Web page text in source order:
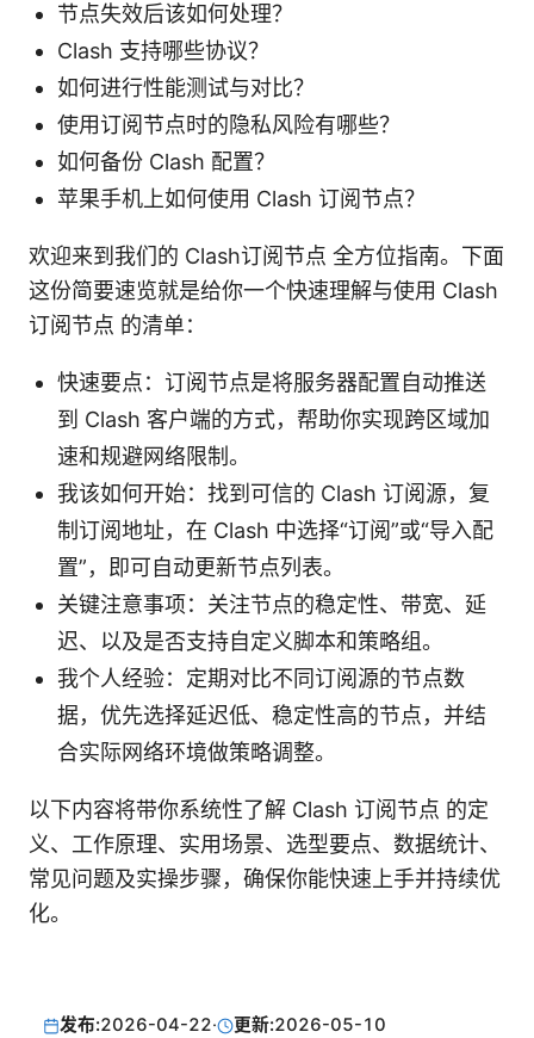
节点失效后该如何处理？
Clash 支持哪些协议？
如何进行性能测试与对比？
使用订阅节点时的隐私风险有哪些？
如何备份 Clash 配置？
苹果手机上如何使用 Clash 订阅节点？
欢迎来到我们的 Clash订阅节点 全方位指南。下面
这份简要速览就是给你一个快速理解与使用 Clash
订阅节点 的清单：
快速要点：订阅节点是将服务器配置自动推送
到 Clash 客户端的方式，帮助你实现跨区域加
速和规避网络限制。
我该如何开始：找到可信的 Clash 订阅源，复
制订阅地址，在 Clash 中选择“订阅”或“导入配
置”，即可自动更新节点列表。
关键注意事项：关注节点的稳定性、带宽、延
迟、以及是否支持自定义脚本和策略组。
我个人经验：定期对比不同订阅源的节点数
据，优先选择延迟低、稳定性高的节点，并结
合实际网络环境做策略调整。
以下内容将带你系统性了解 Clash 订阅节点 的定
义、工作原理、实用场景、选型要点、数据统计、
常见问题及实操步骤，确保你能快速上手并持续优
化。
发布:2026-04-22· 更新:2026-05-10